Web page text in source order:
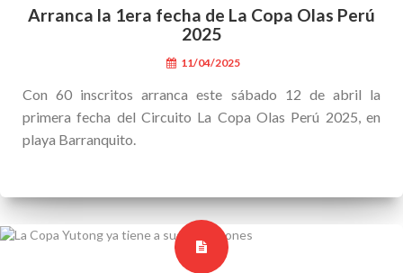
Arranca la 1era fecha de La Copa Olas Perú
2025
11/04/2025
Con 60 inscritos arranca este sábado 12 de abril la
primera fecha del Circuito La Copa Olas Perú 2025, en
playa Barranquito.